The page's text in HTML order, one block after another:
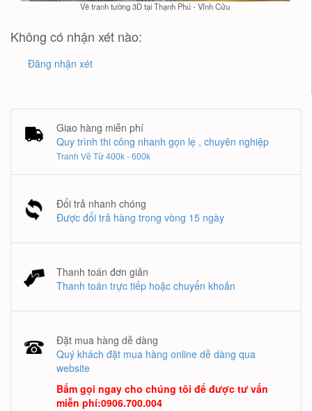
Vẽ tranh tường 3D tại Thạnh Phú - Vỉnh Cửu
Không có nhận xét nào:
Đăng nhận xét
Giao hàng miễn phí
Quy trình thi công nhanh gọn lẹ , chuyên nghiệp
Tranh Vẽ Từ 400k - 600k
Đổi trả nhanh chóng
Được đổi trả hàng trong vòng 15 ngày
Thanh toán đơn giản
Thanh toán trực tiếp hoặc chuyển khoản
Đặt mua hàng dễ dàng
Quý khách đặt mua hàng online dễ dàng qua
website
Bấm gọi ngay cho chúng tôi để được tư vấn
miễn phí:0906.700.004